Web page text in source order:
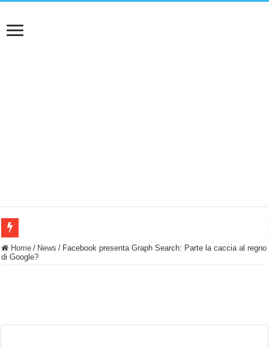
BASTA FATICARE! Questo robot tagliaerba lo appoggi e fa tutto lui! (Senza
Home / News / Facebook presenta Graph Search: Parte la caccia al regno
di Google?